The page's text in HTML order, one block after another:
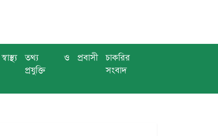
স্বাস্থ্য
তথ্য ও
প্রযুক্তি
প্রবাসী
চাকরির
সংবাদ